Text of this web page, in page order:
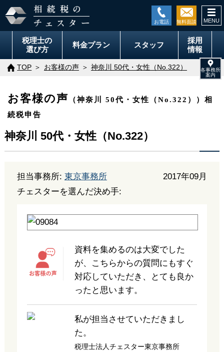
税理士の
選び方
料金プラン スタッフ
採用
情報
TOP お客様の声 神奈川 50代・女性（No.322）
お客様の声
（神奈川 50代・女性（No.322））相
続税申告
神奈川 50代・女性（No.322）
担当事務所: 東京事務所
2017年09月
チェスターを選んだ決め手:
資料を集めるのは大変でした
が、こちらからの質問にもすぐ
対応していただき、とても良か
ったと思います。
私が担当させていただきまし
た。
税理士法人チェスター東京事務所